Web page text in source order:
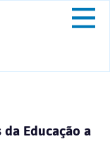
Educação a